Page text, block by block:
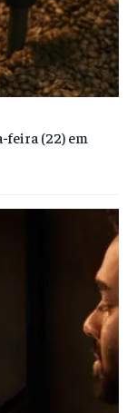
feira (22) em